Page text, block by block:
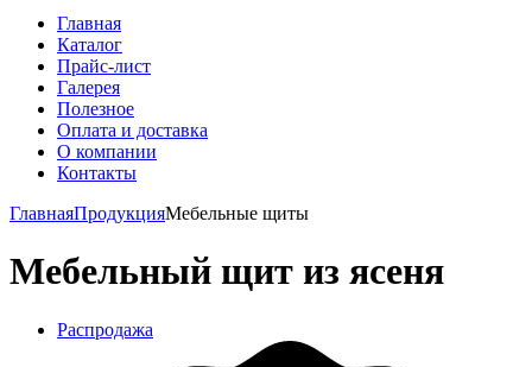
Главная
Каталог
Прайс-лист
Галерея
Полезное
Оплата и доставка
О компании
Контакты
ГлавнаяПродукцияМебельные щиты
Мебельный щит из ясеня
Распродажа